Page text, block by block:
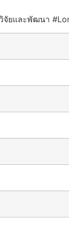
จัยและพัฒนา